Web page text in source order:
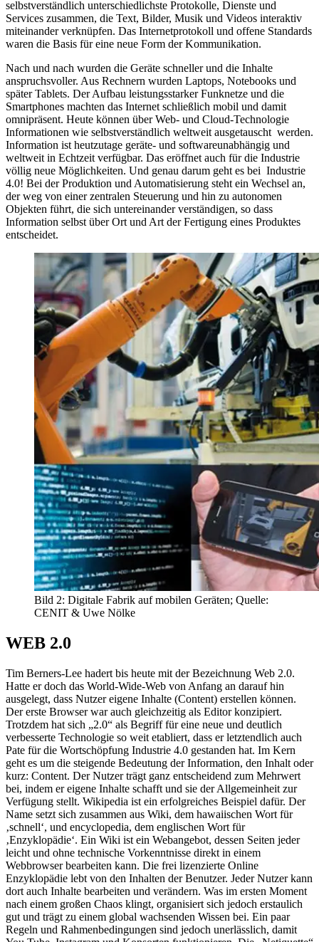
selbstverständlich unterschiedlichste Protokolle, Dienste und
Services zusammen, die Text, Bilder, Musik und Videos interaktiv
miteinander verknüpfen. Das Internetprotokoll und offene Standards
waren die Basis für eine neue Form der Kommunikation.
Nach und nach wurden die Geräte schneller und die Inhalte
anspruchsvoller. Aus Rechnern wurden Laptops, Notebooks und
später Tablets. Der Aufbau leistungsstarker Funknetze und die
Smartphones machten das Internet schließlich mobil und damit
omnipräsent. Heute können über Web- und Cloud-Technologie
Informationen wie selbstverständlich weltweit ausgetauscht werden.
Information ist heutzutage geräte- und softwareunabhängig und
weltweit in Echtzeit verfügbar. Das eröffnet auch für die Industrie
völlig neue Möglichkeiten. Und genau darum geht es bei Industrie
4.0! Bei der Produktion und Automatisierung steht ein Wechsel an,
der weg von einer zentralen Steuerung und hin zu autonomen
Objekten führt, die sich untereinander verständigen, so dass
Information selbst über Ort und Art der Fertigung eines Produktes
entscheidet.
Bild 2: Digitale Fabrik auf mobilen Geräten; Quelle:
CENIT & Uwe Nölke
WEB 2.0
Tim Berners-Lee hadert bis heute mit der Bezeichnung Web 2.0.
Hatte er doch das World-Wide-Web von Anfang an darauf hin
ausgelegt, dass Nutzer eigene Inhalte (Content) erstellen können.
Der erste Browser war auch gleichzeitig als Editor konzipiert.
Trotzdem hat sich „2.0“ als Begriff für eine neue und deutlich
verbesserte Technologie so weit etabliert, dass er letztendlich auch
Pate für die Wortschöpfung Industrie 4.0 gestanden hat. Im Kern
geht es um die steigende Bedeutung der Information, den Inhalt oder
kurz: Content. Der Nutzer trägt ganz entscheidend zum Mehrwert
bei, indem er eigene Inhalte schafft und sie der Allgemeinheit zur
Verfügung stellt. Wikipedia ist ein erfolgreiches Beispiel dafür. Der
Name setzt sich zusammen aus Wiki, dem hawaiischen Wort für
‚schnell‘, und encyclopedia, dem englischen Wort für
‚Enzyklopädie‘. Ein Wiki ist ein Webangebot, dessen Seiten jeder
leicht und ohne technische Vorkenntnisse direkt in einem
Webbrowser bearbeiten kann. Die frei lizenzierte Online
Enzyklopädie lebt von den Inhalten der Benutzer. Jeder Nutzer kann
dort auch Inhalte bearbeiten und verändern. Was im ersten Moment
nach einem großen Chaos klingt, organisiert sich jedoch erstaulich
gut und trägt zu einem global wachsenden Wissen bei. Ein paar
Regeln und Rahmenbedingungen sind jedoch unerlässlich, damit